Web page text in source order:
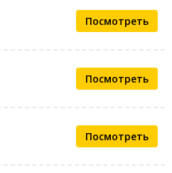
Посмотреть
Посмотреть
Посмотреть